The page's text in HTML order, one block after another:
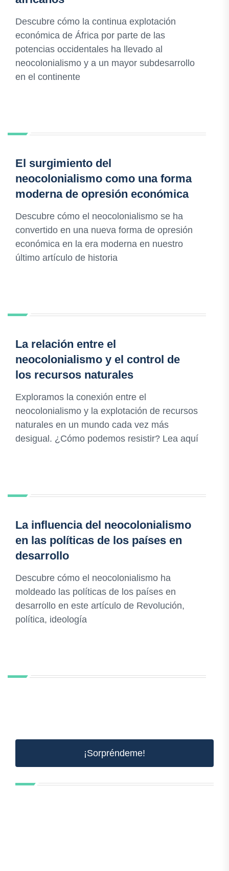
Descubre cómo la continua explotación
económica de África por parte de las
potencias occidentales ha llevado al
neocolonialismo y a un mayor subdesarrollo
en el continente
El surgimiento del
neocolonialismo como una forma
moderna de opresión económica
Descubre cómo el neocolonialismo se ha
convertido en una nueva forma de opresión
económica en la era moderna en nuestro
último artículo de historia
La relación entre el
neocolonialismo y el control de
los recursos naturales
Exploramos la conexión entre el
neocolonialismo y la explotación de recursos
naturales en un mundo cada vez más
desigual. ¿Cómo podemos resistir? Lea aquí
La influencia del neocolonialismo
en las políticas de los países en
desarrollo
Descubre cómo el neocolonialismo ha
moldeado las políticas de los países en
desarrollo en este artículo de Revolución,
política, ideología
¡Sorpréndeme!